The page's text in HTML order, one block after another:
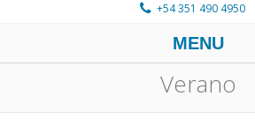
+54 351 490 4950
MENU
Verano